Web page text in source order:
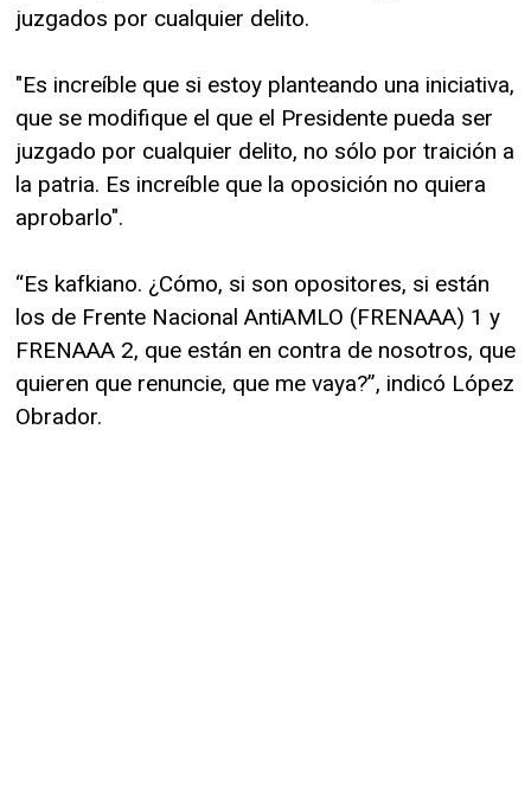
juzgados por cualquier delito.
"Es increíble que si estoy planteando una iniciativa,
que se modifique el que el Presidente pueda ser
juzgado por cualquier delito, no sólo por traición a
la patria. Es increíble que la oposición no quiera
aprobarlo".
“Es kafkiano. ¿Cómo, si son opositores, si están
los de Frente Nacional AntiAMLO (FRENAAA) 1 y
FRENAAA 2, que están en contra de nosotros, que
quieren que renuncie, que me vaya?”, indicó López
Obrador.